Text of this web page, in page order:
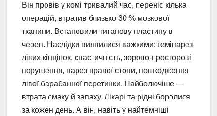
Він провів у комі тривалий час, переніс кілька
операцій, втратив близько 30 % мозкової
тканини. Встановили титанову пластину в
череп. Наслідки виявилися важкими: геміпарез
лівих кінцівок, спастичність, зорово-просторові
порушення, парез правої стопи, пошкодження
лівої барабанної перетинки. Найболючіше —
втрата смаку й запаху. Лікарі та рідні боролися
за кожен день. А він, навіть у найтемніші